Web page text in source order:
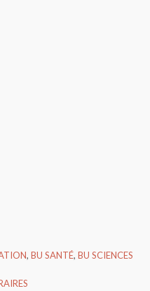
, BU SANTÉ, BU SCIENCES